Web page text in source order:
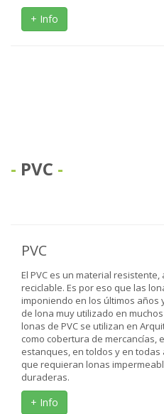
+ Info
PVC
PVC
El PVC es un material
reciclable. Es por eso que las
imponiendo en los últimos años
de lona muy utilizado en
lonas de PVC se utilizan en
como cobertura de mercancías,
estanques, en toldos y en
que requieran lonas
duraderas.
+ Info